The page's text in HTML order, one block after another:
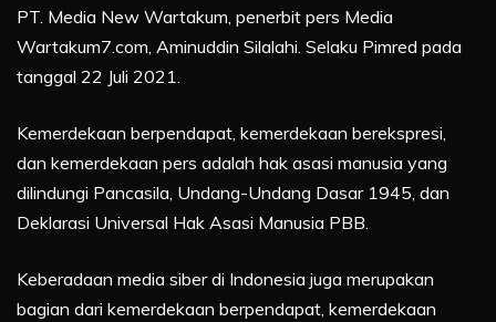
PT. Media New Wartakum, penerbit pers Media
Wartakum7.com, Aminuddin Silalahi. Selaku Pimred pada
tanggal 22 Juli 2021.
Kemerdekaan berpendapat, kemerdekaan berekspresi,
dan kemerdekaan pers adalah hak asasi manusia yang
dilindungi Pancasila, Undang-Undang Dasar 1945, dan
Deklarasi Universal Hak Asasi Manusia PBB.
Keberadaan media siber di Indonesia juga merupakan
bagian dari kemerdekaan berpendapat, kemerdekaan